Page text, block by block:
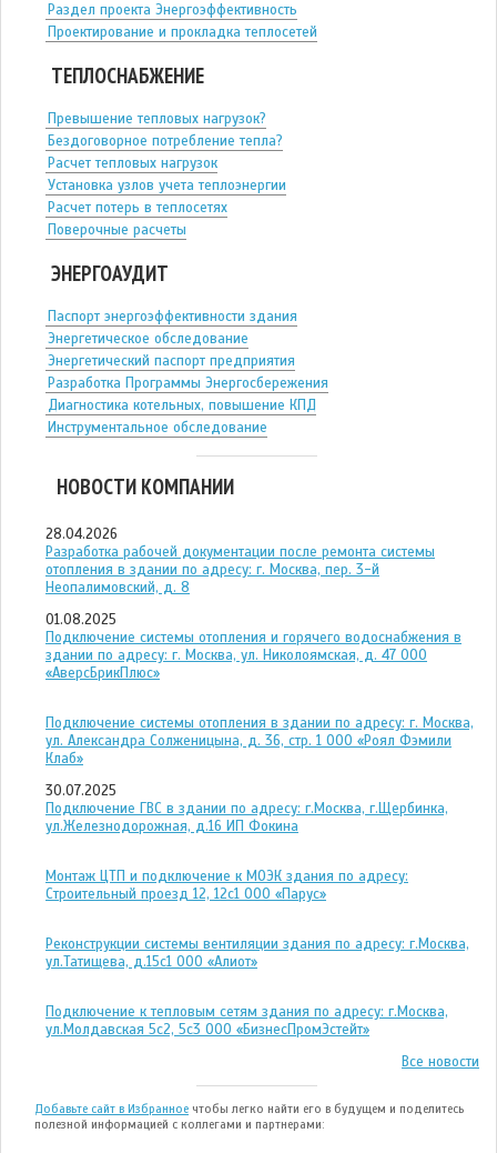
Раздел проекта Энергоэффективность
Проектирование и прокладка теплосетей
ТЕПЛОСНАБЖЕНИЕ
Превышение тепловых нагрузок?
Бездоговорное потребление тепла?
Расчет тепловых нагрузок
Установка узлов учета теплоэнергии
Расчет потерь в теплосетях
Поверочные расчеты
ЭНЕРГОАУДИТ
Паспорт энергоэффективности здания
Энергетическое обследование
Энергетический паспорт предприятия
Разработка Программы Энергосбережения
Диагностика котельных, повышение КПД
Инструментальное обследование
НОВОСТИ КОМПАНИИ
28.04.2026
Разработка рабочей документации после ремонта системы
отопления в здании по адресу: г. Москва, пер. 3-й
Неопалимовский, д. 8
01.08.2025
Подключение системы отопления и горячего водоснабжения в
здании по адресу: г. Москва, ул. Николоямская, д. 47 ООО
«АверсБрикПлюс»
Подключение системы отопления в здании по адресу: г. Москва,
ул. Александра Солженицына, д. 36, стр. 1 ООО «Роял Фэмили
Клаб»
30.07.2025
Подключение ГВС в здании по адресу: г.Москва, г.Щербинка,
ул.Железнодорожная, д.16 ИП Фокина
Монтаж ЦТП и подключение к МОЭК здания по адресу:
Строительный проезд 12, 12с1 ООО «Парус»
Реконструкции системы вентиляции здания по адресу: г.Москва,
ул.Татищева, д.15с1 ООО «Алиот»
Подключение к тепловым сетям здания по адресу: г.Москва,
ул.Молдавская 5с2, 5с3 ООО «БизнесПромЭстейт»
Все новости
Добавьте сайт в Избранное чтобы легко найти его в будущем и поделитесь
полезной информацией с коллегами и партнерами: